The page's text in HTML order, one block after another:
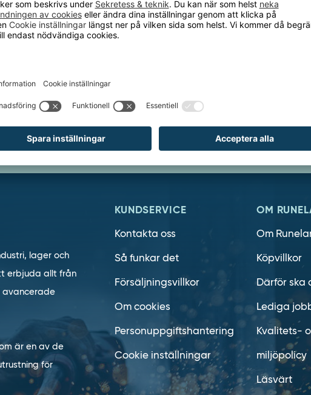
ta del av våra nyheter och kampanjer
lager och
erbjuda allt från
avancerade
är en av de
för
KUNDSERVICE
Kontakta oss
Så funkar det
Försäljningsvillkor
Om cookies
Personuppgiftshantering
Cookie inställningar
OM
Om
Köpvillkor
Därför ska
Lediga
Kvalitets-
miljöpolicy
Läsvärt